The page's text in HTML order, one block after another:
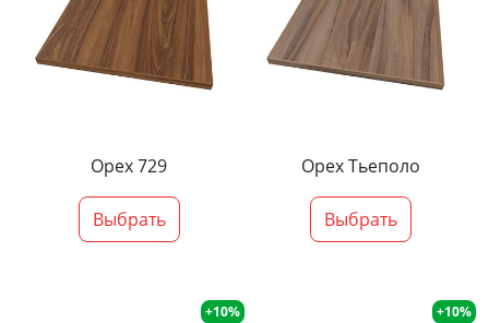
Орех 729
Выбрать
Орех Тьеполо
Выбрать
+10% +10%